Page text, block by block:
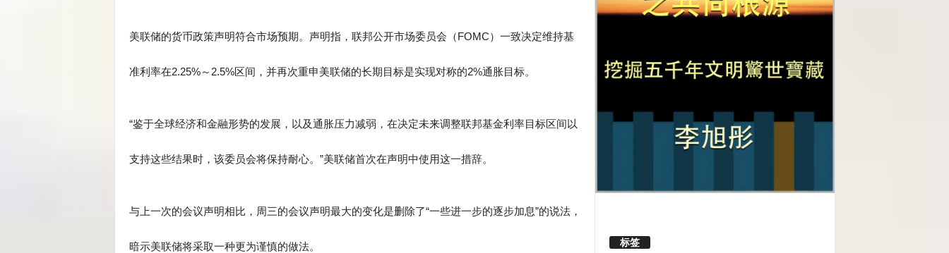
美联储的货币政策声明符合市场预期。声明指，联邦公开市场委员会（FOMC）一致决定维持基
准利率在2.25%～2.5%区间，并再次重申美联储的长期目标是实现对称的2%通胀目标。
“鉴于全球经济和金融形势的发展，以及通胀压力减弱，在决定未来调整联邦基金利率目标区间以
支持这些结果时，该委员会将保持耐心。”美联储首次在声明中使用这一措辞。
与上一次的会议声明相比，周三的会议声明最大的变化是删除了“一些进一步的逐步加息”的说法，
暗示美联储将采取一种更为谨慎的做法。 标签